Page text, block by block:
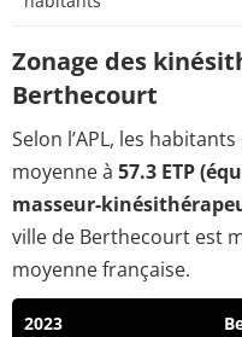
Zonage des
Berthecourt
Selon l’APL, les
moyenne à 57.3 ETP
masseur-
ville de Berthecourt est
moyenne française.
2023